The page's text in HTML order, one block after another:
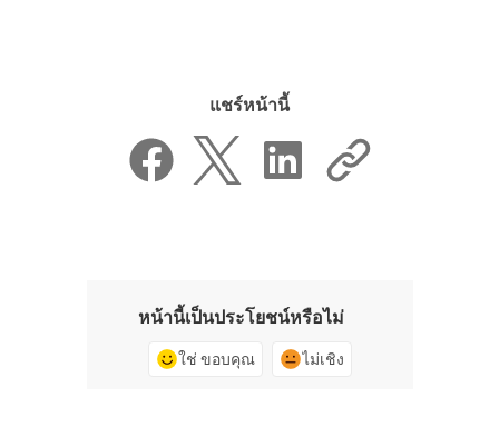
แชร์หน้านี้
หน้านี้เป็นประโยชน์หรือไม่
ใช่ ขอบคุณ ไม่เชิง